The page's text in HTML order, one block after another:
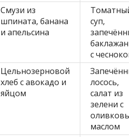
Смузи из
шпината, банана
и апельсина
суп,
с
Цельнозерновой
хлеб с авокадо и
яйцом
лосось,
салат из
зелени с
маслом